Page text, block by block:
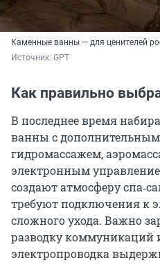
Каменные ванны — для ценителей
Источник: GPT
Как правильно
В последнее время
ванны с
гидромассажем,
электронным
создают атмосферу
требуют подключения к
сложного ухода. Важно
разводку коммуникаций
электропроводка